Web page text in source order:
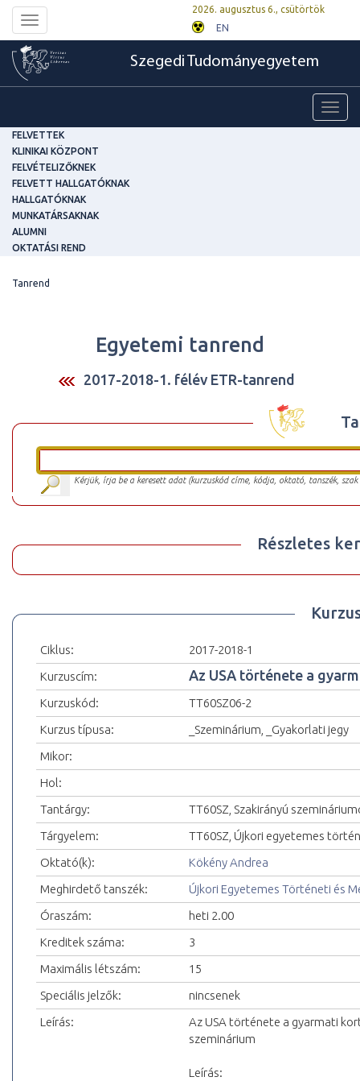
Toggle
navigation
2026. augusztus 6., csütörtök
EN
Szegedi Tudományegyetem
FELVETTEK
KLINIKAI KÖZPONT
FELVÉTELIZŐKNEK
FELVETT HALLGATÓKNAK
HALLGATÓKNAK
MUNKATÁRSAKNAK
ALUMNI
OKTATÁSI REND
Tanrend
Egyetemi tanrend
2017-2018-1. félév ETR-tanrend
Kérjük, írja be a keresett adat (kurzuskód címe, kódja, oktató, tanszék,
Részletes
Ciklus:
2017-2018-1
Kurzuscím:
Az USA története a
Kurzuskód:
TT60SZ06-2
Kurzus típusa:
_Szeminárium, _Gyakorlati jegy
Mikor:
Hol:
Tantárgy:
TT60SZ, Szakirányú
Tárgyelem:
TT60SZ, Újkori egyetemes
Oktató(k):
Kökény Andrea
Meghirdető tanszék:
Újkori Egyetemes Történeti és
Óraszám:
heti 2.00
Kreditek száma:
3
Maximális létszám:
15
Speciális jelzők:
nincsenek
Leírás:
Az USA története a gyarmati
szeminárium
Leírás: